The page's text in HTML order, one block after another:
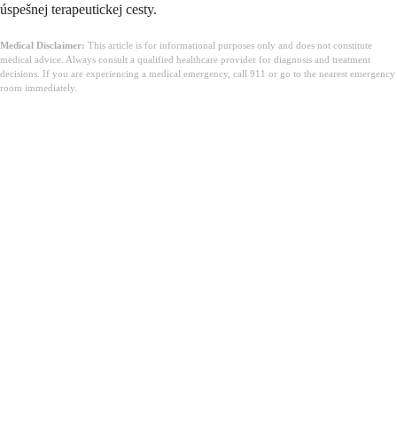
úspešnej terapeutickej cesty.
Medical Disclaimer: This article is for informational purposes only and does not constitute
medical advice. Always consult a qualified healthcare provider for diagnosis and treatment
decisions. If you are experiencing a medical emergency, call 911 or go to the nearest emergency
room immediately.